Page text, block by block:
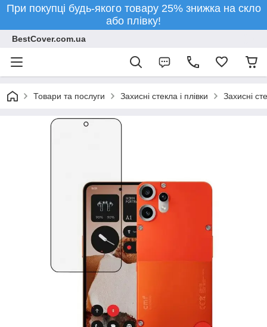
При покупці будь-якого товару 25% знижка на скло
або плівку!
BestCover.com.ua
Товари та послуги Захисні стекла і плівки Захисні